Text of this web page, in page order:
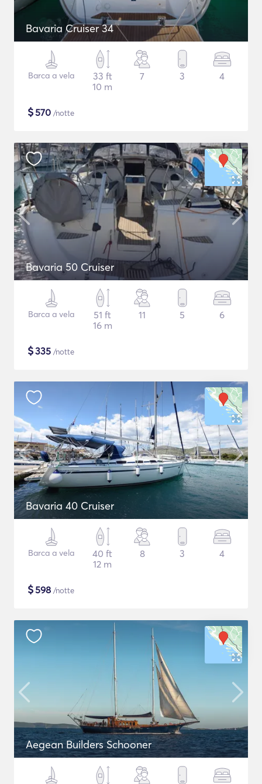
Bavaria Cruiser 34
Barca a vela
33 ft
10 m
7 3 4
$570 /notte
Bavaria 50 Cruiser
Barca a vela
51 ft
16 m
11 5 6
$335 /notte
Bavaria 40 Cruiser
Barca a vela
40 ft
12 m
8 3 4
$598 /notte
Aegean Builders Schooner